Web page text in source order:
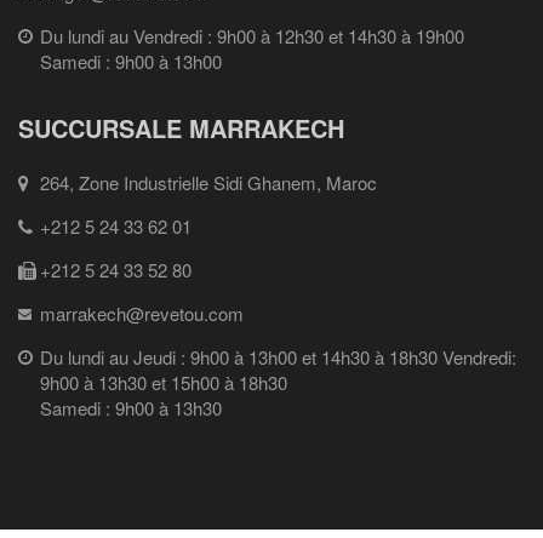
Du lundi au Vendredi : 9h00 à 12h30 et 14h30 à 19h00
Samedi : 9h00 à 13h00
SUCCURSALE MARRAKECH
264, Zone Industrielle Sidi Ghanem, Maroc
+212 5 24 33 62 01
+212 5 24 33 52 80
marrakech@revetou.com
Du lundi au Jeudi : 9h00 à 13h00 et 14h30 à 18h30 Vendredi:
9h00 à 13h30 et 15h00 à 18h30
Samedi : 9h00 à 13h30